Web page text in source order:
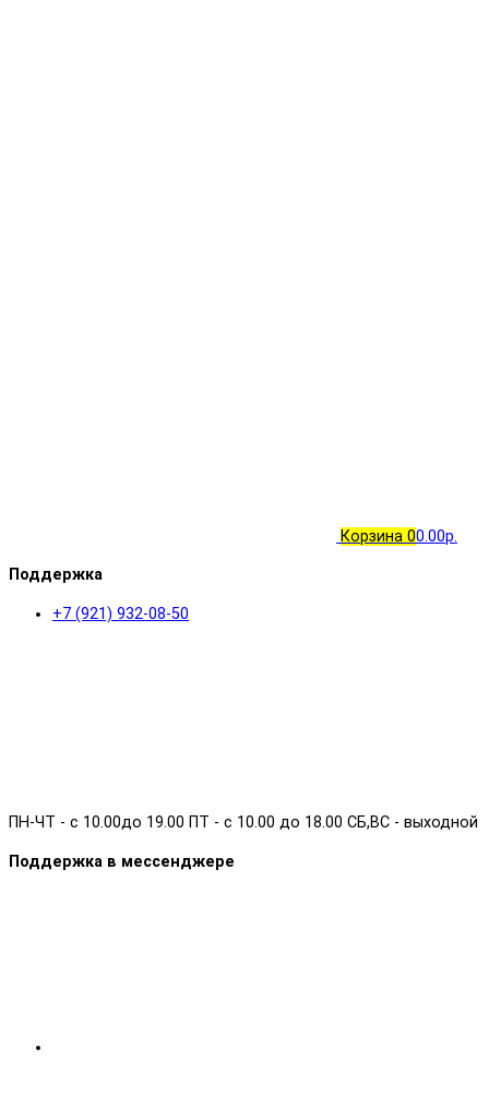
Корзина 00.00р.
Поддержка
+7 (921) 932-08-50
ПН-ЧТ - с 10.00до 19.00 ПТ - с 10.00 до 18.00 СБ,ВС - выходной
Поддержка в мессенджере